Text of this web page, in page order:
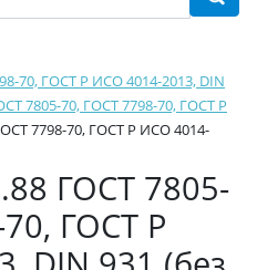
70, ГОСТ Р ИСО 4014-2013, DIN
7805-70, ГОСТ 7798-70, ГОСТ Р
7798-70, ГОСТ Р ИСО 4014-
ГОСТ 7805-
ГОСТ Р